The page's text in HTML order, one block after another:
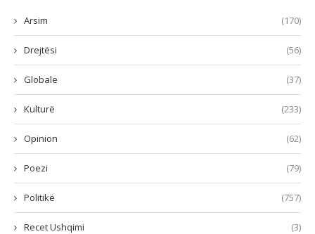
Arsim (170)
Drejtësi (56)
Globale (37)
Kulturë (233)
Opinion (62)
Poezi (79)
Politikë (757)
Recet Ushqimi (3)